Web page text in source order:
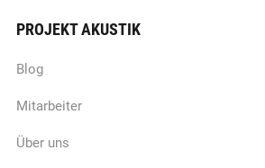
PROJEKT AKUSTIK
Blog
Mitarbeiter
Über uns